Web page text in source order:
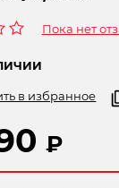
Пока нет
в избранное
₽